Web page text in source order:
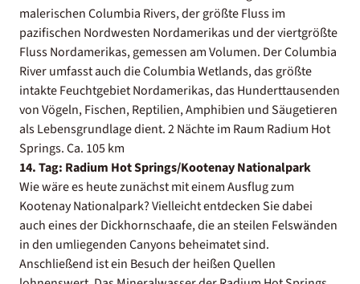
malerischen Columbia Rivers, der größte Fluss im
pazifischen Nordwesten Nordamerikas und der viertgrößte
Fluss Nordamerikas, gemessen am Volumen. Der Columbia
River umfasst auch die Columbia Wetlands, das größte
intakte Feuchtgebiet Nordamerikas, das Hunderttausenden
von Vögeln, Fischen, Reptilien, Amphibien und Säugetieren
als Lebensgrundlage dient. 2 Nächte im Raum Radium Hot
Springs. Ca. 105 km
14. Tag: Radium Hot Springs/Kootenay Nationalpark
Wie wäre es heute zunächst mit einem Ausflug zum
Kootenay Nationalpark? Vielleicht entdecken Sie dabei
auch eines der Dickhornschaafe, die an steilen Felswänden
in den umliegenden Canyons beheimatet sind.
Anschließend ist ein Besuch der heißen Quellen